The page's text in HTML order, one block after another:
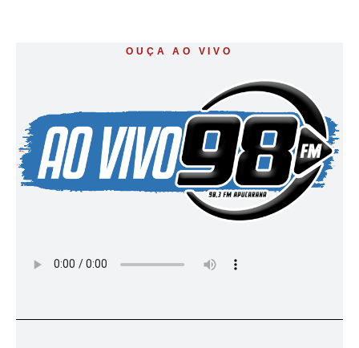
OUÇA AO VIVO